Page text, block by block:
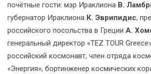
почётные гости: мэр Ираклиона В.
губернатор Ираклиона К. Эврипидис,
российского посольства в Греции А.
генеральный директор «TEZ TOUR
российский космонавт, член отряда
«Энергия», бортинженер космических